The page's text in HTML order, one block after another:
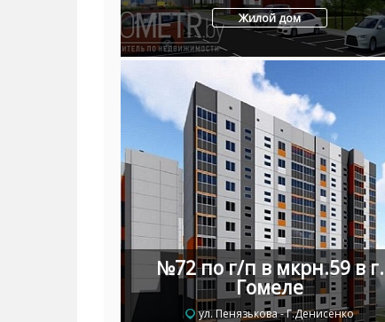
Жилой дом
№72 по г/п в мкрн.59 в г.
Гомеле
ул. Пенязькова - Г.Денисенко